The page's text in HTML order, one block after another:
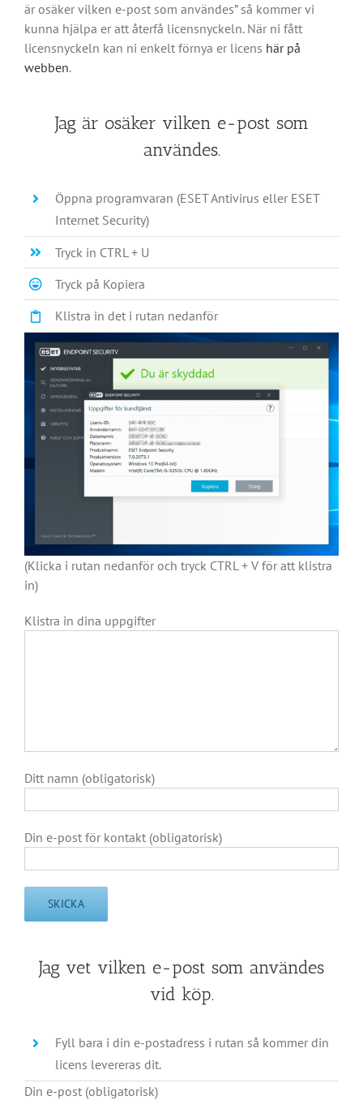
är osäker vilken e-post som användes” så kommer vi
kunna hjälpa er att återfå licensnyckeln. När ni fått
licensnyckeln kan ni enkelt förnya er licens här på
webben.
Jag är osäker vilken e-post som
användes.
Öppna programvaran (ESET Antivirus eller ESET
Internet Security)
Tryck in CTRL + U
Tryck på Kopiera
Klistra in det i rutan nedanför
(Klicka i rutan nedanför och tryck CTRL + V för att klistra
in)
Klistra in dina uppgifter
Ditt namn (obligatorisk)
Din e-post för kontakt (obligatorisk)
Jag vet vilken e-post som användes
vid köp.
Fyll bara i din e-postadress i rutan så kommer din
licens levereras dit.
Din e-post (obligatorisk)